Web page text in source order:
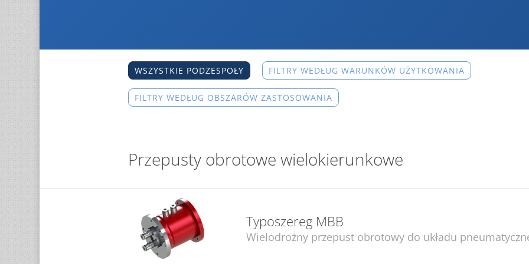
WSZYSTKIE PODZESPOŁY FILTRY WEDŁUG WARUNKÓW UŻYTKOWANIA
FILTRY WEDŁUG OBSZARÓW ZASTOSOWANIA
Przepusty obrotowe wielokierunkowe
Typoszereg MBB
Wielodrożny przepust obrotowy do układu